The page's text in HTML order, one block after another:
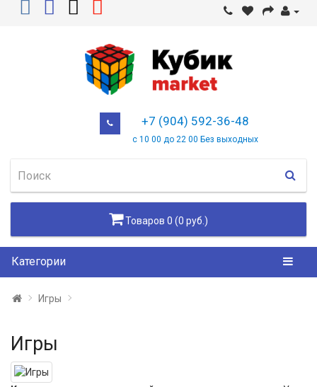
+7 (904) 592-36-48
с 10 00 до 22 00 Без выходных
Товаров 0 (0 руб.)
Категории
Игры
Игры